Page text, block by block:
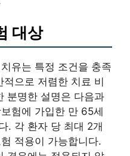
대상
유는 특정 조건을 충족
으로 저렴한 치료 비
분명한 설명은 다음과
험에 가입한 만 65세
. 각 환자 당 최대 2개
적용이 가능합니다.